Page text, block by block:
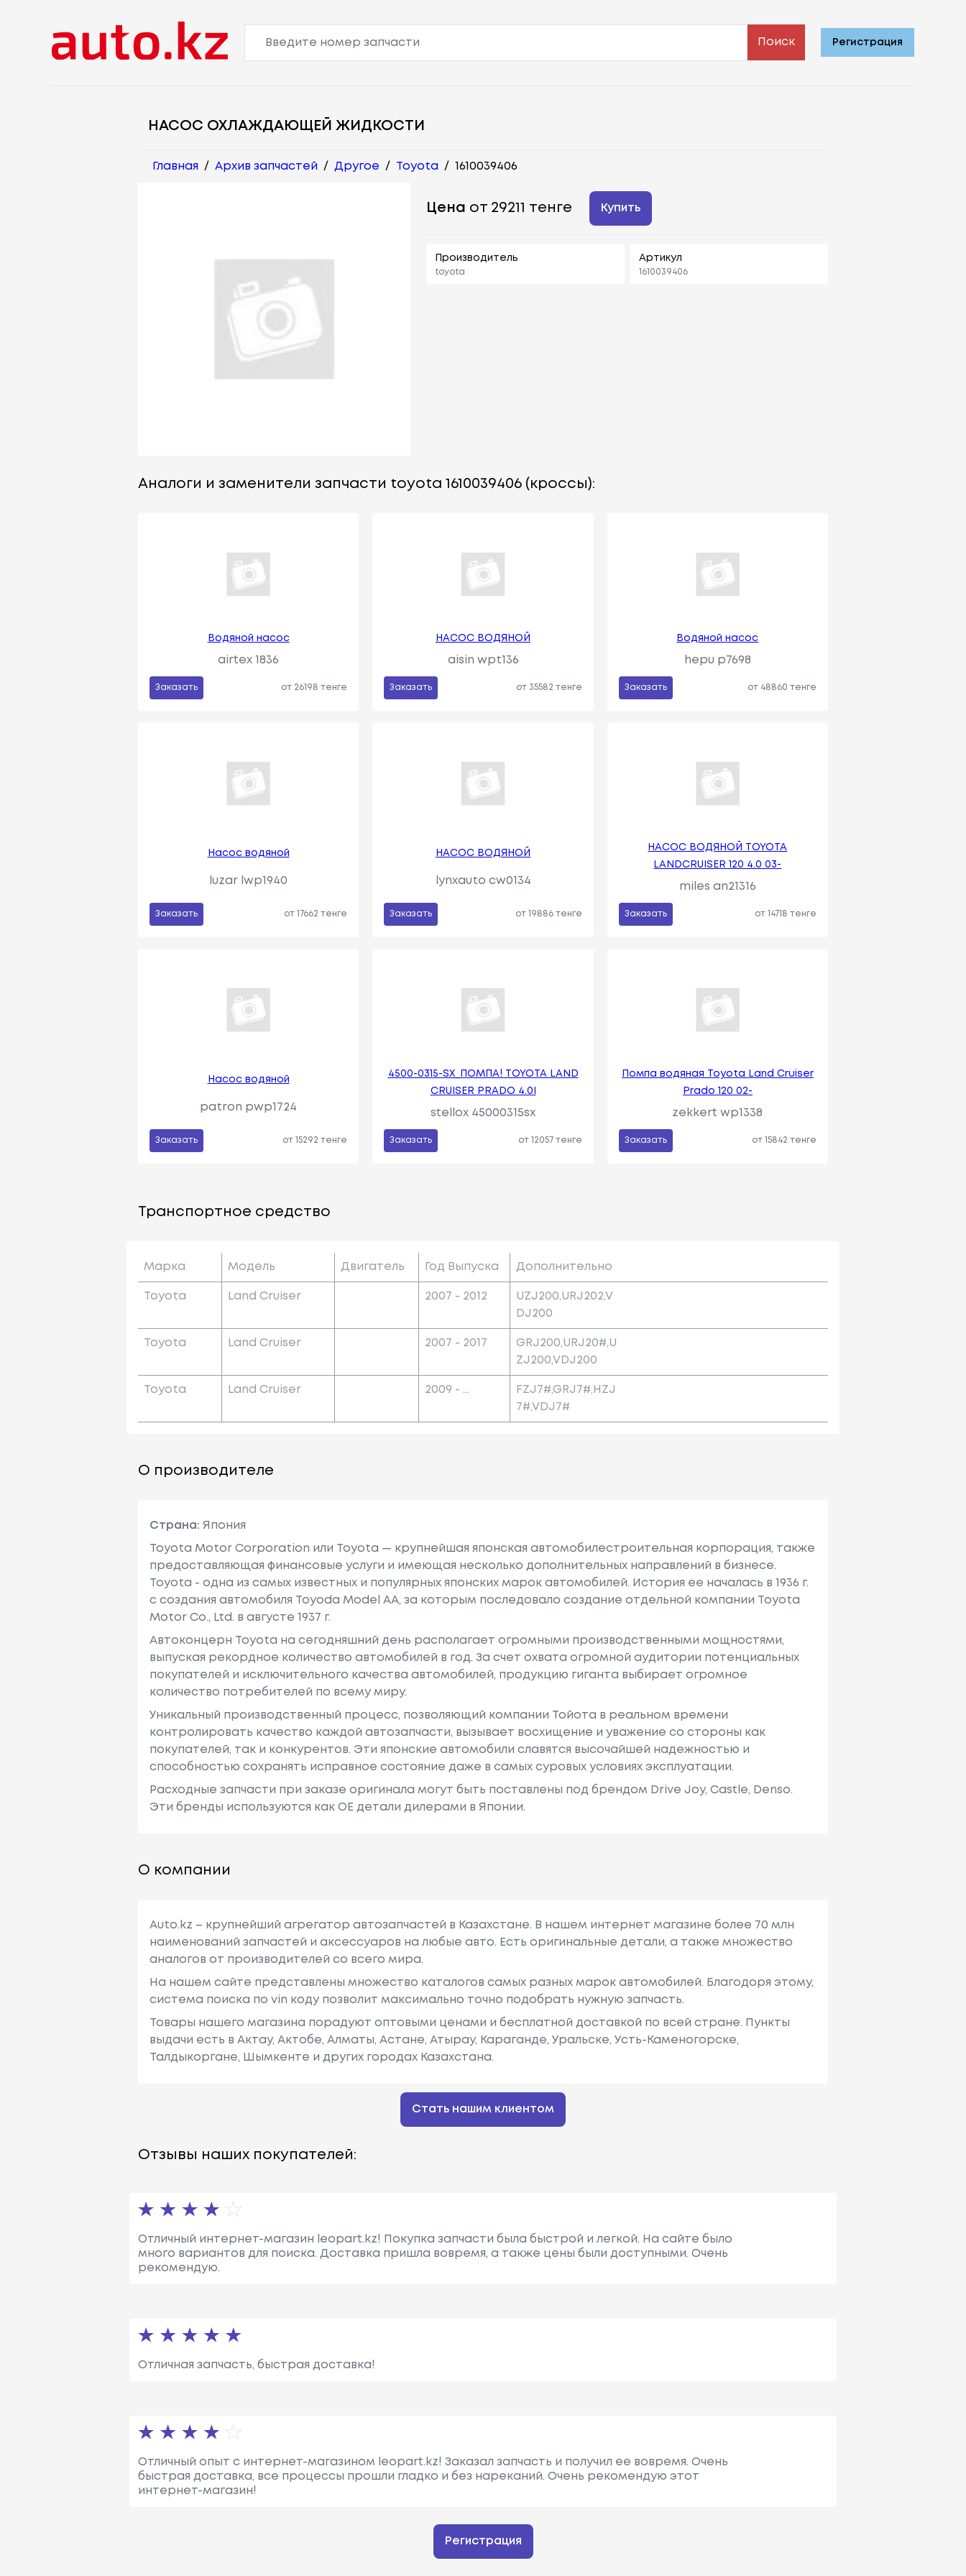
Поиск Регистрация
НАСОС ОХЛАЖДАЮЩЕЙ ЖИДКОСТИ
Главная / Архив запчастей / Другое / Toyota / 1610039406
Цена от 29211 тенге Купить
Производитель
toyota
Артикул
1610039406
Аналоги и заменители запчасти toyota 1610039406 (кроссы):
Водяной насос
airtex 1836
Заказать от 26198 тенге
НАСОС ВОДЯНОЙ
aisin wpt136
Заказать от 35582 тенге
Водяной насос
hepu p7698
Заказать от 48860 тенге
Насос водяной
luzar lwp1940
Заказать от 17662 тенге
НАСОС ВОДЯНОЙ
lynxauto cw0134
Заказать от 19886 тенге
НАСОС ВОДЯНОЙ TOYOTA
LANDCRUISER 120 4.0 03-
miles an21316
Заказать от 14718 тенге
Насос водяной
patron pwp1724
Заказать от 15292 тенге
4500-0315-SX_ПОМПА! TOYOTA LAND
CRUISER PRADO 4.0I
stellox 45000315sx
Заказать от 12057 тенге
Помпа водяная Toyota Land Cruiser
Prado 120 02-
zekkert wp1338
Заказать от 15842 тенге
Транспортное средство
Марка Модель Двигатель Год Выпуска Дополнительно
Toyota Land Cruiser 2007 - 2012
UZJ200,URJ202,V
DJ200
Toyota Land Cruiser 2007 - 2017
GRJ200,URJ20#,U
ZJ200,VDJ200
Toyota Land Cruiser 2009 - ...
FZJ7#,GRJ7#,HZJ
7#,VDJ7#
О производителе
Страна: Япония
Toyota Motor Corporation или Toyota — крупнейшая японская автомобилестроительная корпорация, также
предоставляющая финансовые услуги и имеющая несколько дополнительных направлений в бизнесе.
Toyota - одна из самых известных и популярных японских марок автомобилей. История ее началась в 1936 г.
с создания автомобиля Toyoda Model AA, за которым последовало создание отдельной компании Toyota
Motor Co., Ltd. в августе 1937 г.
Автоконцерн Toyota на сегодняшний день располагает огромными производственными мощностями,
выпуская рекордное количество автомобилей в год. За счет охвата огромной аудитории потенциальных
покупателей и исключительного качества автомобилей, продукцию гиганта выбирает огромное
количество потребителей по всему миру.
Уникальный производственный процесс, позволяющий компании Тойота в реальном времени
контролировать качество каждой автозапчасти, вызывает восхищение и уважение со стороны как
покупателей, так и конкурентов. Эти японские автомобили славятся высочайшей надежностью и
способностью сохранять исправное состояние даже в самых суровых условиях эксплуатации.
Расходные запчасти при заказе оригинала могут быть поставлены под брендом Drive Joy, Castle, Denso.
Эти бренды используются как ОЕ детали дилерами в Японии.
О компании
Auto.kz – крупнейший агрегатор автозапчастей в Казахстане. В нашем интернет магазине более 70 млн
наименований запчастей и аксессуаров на любые авто. Есть оригинальные детали, а также множество
аналогов от производителей со всего мира.
На нашем сайте представлены множество каталогов самых разных марок автомобилей. Благодоря этому,
система поиска по vin коду позволит максимально точно подобрать нужную запчасть.
Товары нашего магазина порадуют оптовыми ценами и бесплатной доставкой по всей стране. Пункты
выдачи есть в Актау, Актобе, Алматы, Астане, Атырау, Караганде, Уральске, Усть-Каменогорске,
Талдыкоргане, Шымкенте и других городах Казахстана.
Стать нашим клиентом
Отзывы наших покупателей:
Отличный интернет-магазин leopart.kz! Покупка запчасти была быстрой и легкой. На сайте было
много вариантов для поиска. Доставка пришла вовремя, а также цены были доступными. Очень
рекомендую.
Отличная запчасть, быстрая доставка!
Отличный опыт с интернет-магазином leopart.kz! Заказал запчасть и получил ее вовремя. Очень
быстрая доставка, все процессы прошли гладко и без нареканий. Очень рекомендую этот
интернет-магазин!
Регистрация